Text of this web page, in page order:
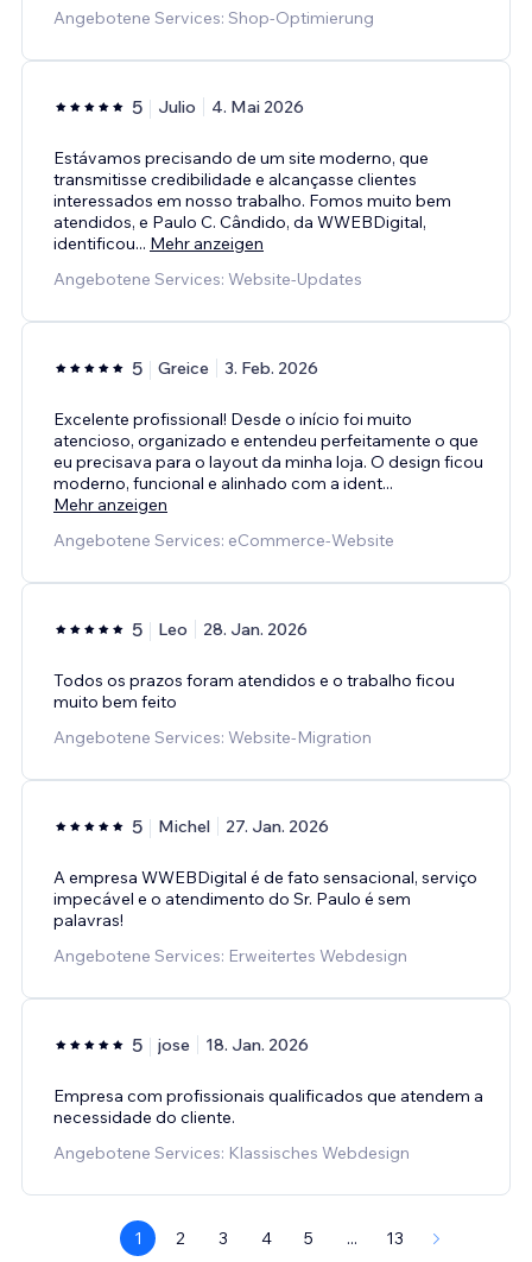
Angebotene Services: Shop-Optimierung
5 Julio 4. Mai 2026
Estávamos precisando de um site moderno, que
transmitisse credibilidade e alcançasse clientes
interessados em nosso trabalho. Fomos muito bem
atendidos, e Paulo C. Cândido, da WWEBDigital,
identificou... Mehr anzeigen
Angebotene Services: Website-Updates
5 Greice 3. Feb. 2026
Excelente profissional! Desde o início foi muito
atencioso, organizado e entendeu perfeitamente o que
eu precisava para o layout da minha loja. O design ficou
moderno, funcional e alinhado com a ident...
Mehr anzeigen
Angebotene Services: eCommerce-Website
5 Leo 28. Jan. 2026
Todos os prazos foram atendidos e o trabalho ficou
muito bem feito
Angebotene Services: Website-Migration
5 Michel 27. Jan. 2026
A empresa WWEBDigital é de fato sensacional, serviço
impecável e o atendimento do Sr. Paulo é sem
palavras!
Angebotene Services: Erweitertes Webdesign
5 jose 18. Jan. 2026
Empresa com profissionais qualificados que atendem a
necessidade do cliente.
Angebotene Services: Klassisches Webdesign
1 2 3 4 5 ... 13